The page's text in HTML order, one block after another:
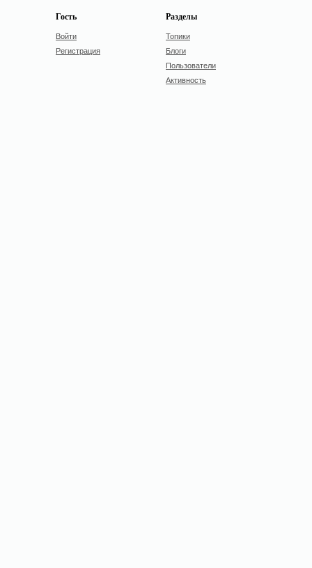
Гость
Войти
Регистрация
Разделы
Топики
Блоги
Пользователи
Активность